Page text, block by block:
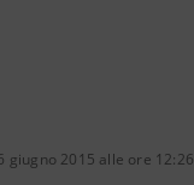
giugno 2015 alle ore 12:26